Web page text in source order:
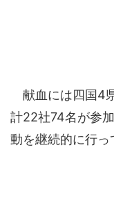
献血には四国4
計22社74名が参
動を継続的に行っ